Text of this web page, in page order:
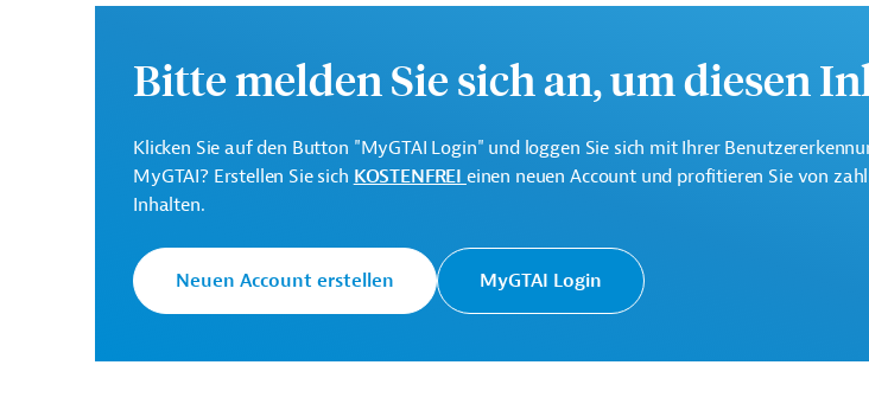
Bitte melden Sie sich an, um diesen
Klicken Sie auf den Button "MyGTAI Login" und loggen Sie sich mit Ihrer
MyGTAI? Erstellen Sie sich KOSTENFREI einen neuen Account und profitieren Sie von
Inhalten.
Neuen Account erstellen MyGTAI Login